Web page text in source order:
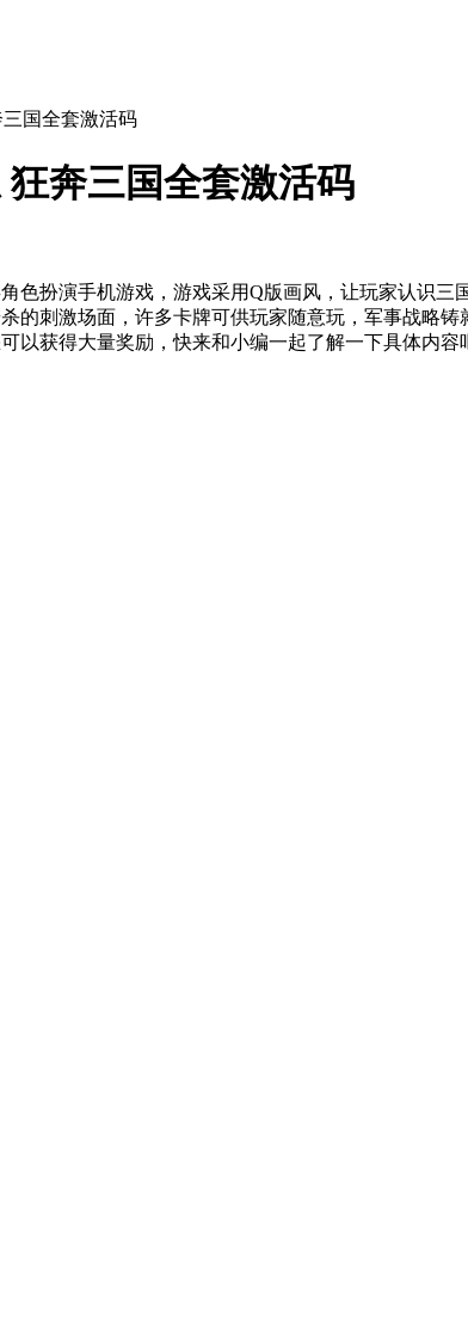
国全套激活码
奔三国全套激活码
色扮演手机游戏，游戏采用Q版画风，让玩家认识
的刺激场面，许多卡牌可供玩家随意玩，军事战略
以获得大量奖励，快来和小编一起了解一下具体内容